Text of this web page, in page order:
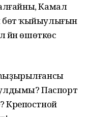
Камал
ҡыйыулығын
йән өшөткөс
Паспорт
Крепостной